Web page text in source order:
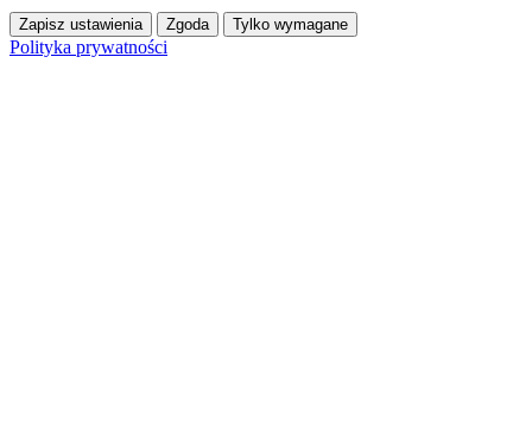
Zapisz ustawienia Zgoda Tylko wymagane
Polityka prywatności